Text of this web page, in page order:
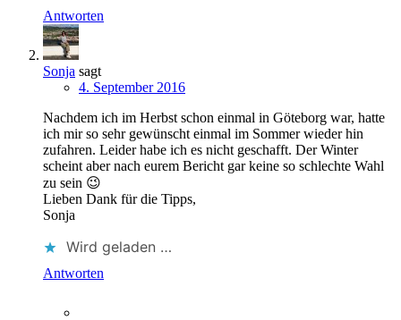
Antworten
Sonja sagt
4. September 2016
Nachdem ich im Herbst schon einmal in Göteborg war, hatte
ich mir so sehr gewünscht einmal im Sommer wieder hin
zufahren. Leider habe ich es nicht geschafft. Der Winter
scheint aber nach eurem Bericht gar keine so schlechte Wahl
zu sein 😉
Lieben Dank für die Tipps,
Sonja
Wird geladen …
Antworten